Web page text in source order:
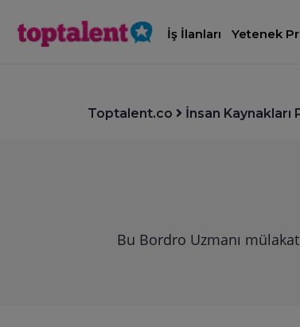
İş İlanları Yetenek
Toptalent.co İnsan Kaynakları
Bu Bordro Uzmanı